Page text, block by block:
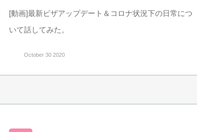
[動画]最新ビザアップデート＆コロナ状況下の日常につ
いて話してみた。
October 30 2020